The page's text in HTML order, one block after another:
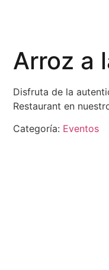
Arroz a
Disfruta de la
Restaurant en
Categoría: Eventos